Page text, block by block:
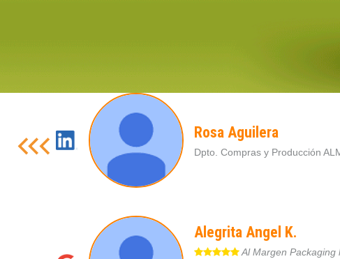
Rosa Aguilera
Dpto. Compras y Producción
Alegrita Angel K.
Al Margen Packaging